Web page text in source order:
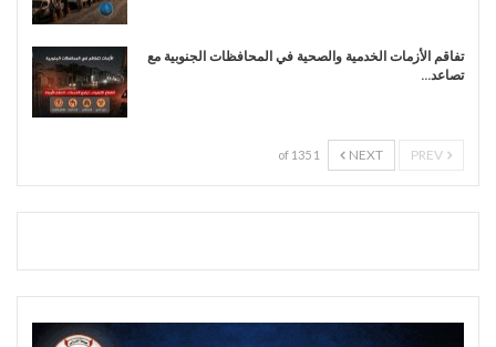
تفاقم الأزمات الخدمية والصحية في المحافظات الجنوبية مع
تصاعد…
NEXT
1 of 135